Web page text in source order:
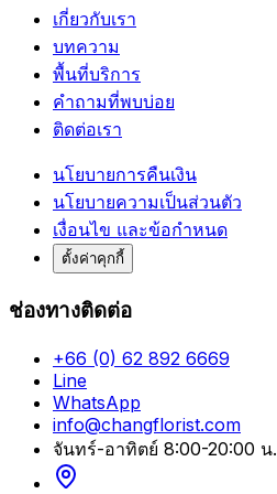
เกี่ยวกับเรา
บทความ
พื้นที่บริการ
คำถามที่พบบ่อย
ติดต่อเรา
นโยบายการคืนเงิน
นโยบายความเป็นส่วนตัว
เงื่อนไข และข้อกำหนด
ตั้งค่าคุกกี้
ช่องทางติดต่อ
+66 (0) 62 892 6669
Line
WhatsApp
info@changflorist.com
จันทร์-อาทิตย์ 8:00-20:00 น.